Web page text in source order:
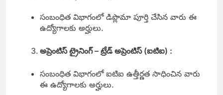
సంబంధిత విభాగంలో డిప్లొమా పూర్తి చేసిన వారు ఈ
ఉద్యోగాలకు అర్హులు.
అప్రెంటిస్ ట్రైనింగ్ – ట్రేడ్ అప్రెంటిస్ (ఐటిఐ) :
సంబంధిత విభాగంలో ఐటిఐ ఉత్తీర్ణత సాధించిన వారు
ఈ ఉద్యోగాలకు అర్హులు.